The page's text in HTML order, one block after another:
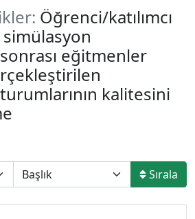
Öğrenci/katılımcı
simülasyon
eğitmenler
kalitesini
Sırala